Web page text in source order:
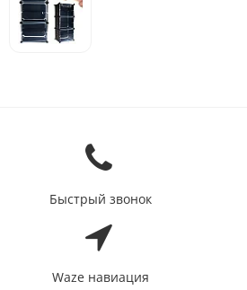
Быстрый звонок
Waze навиация